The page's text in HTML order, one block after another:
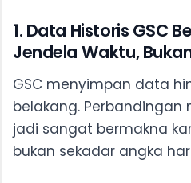
1. Data Historis GSC
Jendela Waktu,
GSC menyimpan data
belakang.
jadi sangat bermakna
bukan sekadar angka